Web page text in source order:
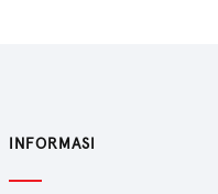
INFORMASI